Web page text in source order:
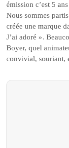
émission c’est 5
Nous sommes
créée une marque
J’ai adoré ».
Boyer, quel
convivial, souriant,